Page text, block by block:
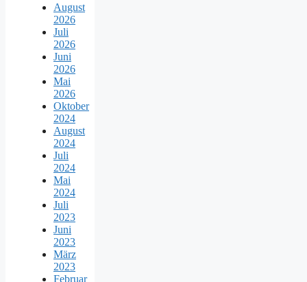
August
2026
Juli
2026
Juni
2026
Mai
2026
Oktober
2024
August
2024
Juli
2024
Mai
2024
Juli
2023
Juni
2023
März
2023
Februar